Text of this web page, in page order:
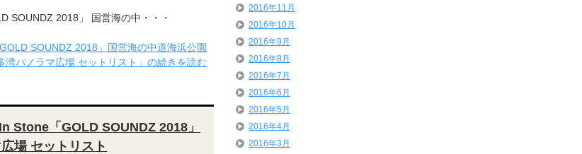
SOUNDZ 2018」 国営海の中・・・
SOUNDZ 2018」国営海の中道海浜公園
湾パノラマ広場 セットリスト」の続きを読む
Stone「GOLD SOUNDZ 2018」
場 セットリスト
2016年11月
2016年10月
2016年9月
2016年8月
2016年7月
2016年6月
2016年5月
2016年4月
2016年3月